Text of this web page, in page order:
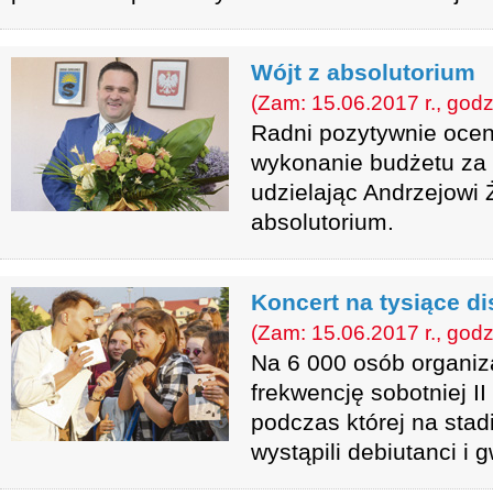
Wójt z absolutorium
(Zam: 15.06.2017 r.,
Radni pozytywnie
wykonanie budżetu
udzielając Andrzejowi
absolutorium.
Koncert na tysiące
(Zam: 15.06.2017 r.,
Na 6 000 osób
frekwencję sobotniej
podczas której na
wystąpili debiutanci i